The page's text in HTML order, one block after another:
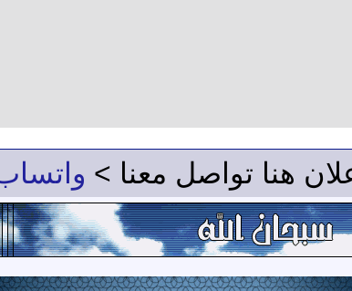
هنا تواصل معنا >